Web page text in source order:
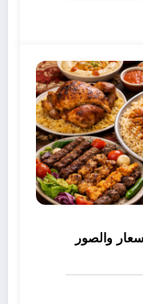
كامل بالأسعار والصور